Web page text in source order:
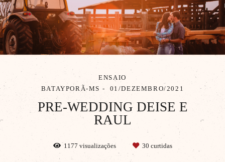
ENSAIO
BATAYPORÃ-MS
01/DEZEMBRO/2021
PRE-WEDDING DEISE E
RAUL
1177 visualizações 30 curtidas